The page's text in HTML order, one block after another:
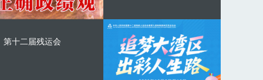
第十二届残运会